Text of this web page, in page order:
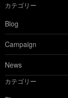
ブ
ロ
グ
を
見
る
カテゴリー
Blog
Campaign
News
カテゴリー